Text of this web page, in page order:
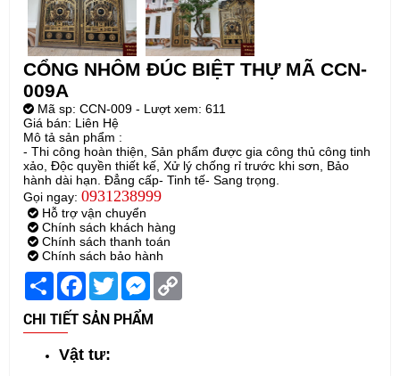
CỔNG NHÔM ĐÚC BIỆT THỰ MÃ CCN-
009A
Mã sp: CCN-009 - Lượt xem: 611
Giá bán: Liên Hệ
Mô tả sản phẩm :
- Thi công hoàn thiện, Sản phẩm được gia công thủ công tinh
xảo, Độc quyền thiết kế, Xử lý chống rỉ trước khi sơn, Bảo
hành dài hạn. Đẳng cấp- Tinh tế- Sang trọng.
Gọi ngay: 0931238999
Hỗ trợ vận chuyển
Chính sách khách hàng
Chính sách thanh toán
Chính sách bảo hành
Share Facebook
TwitterMessenger
CHI TIẾT SẢN PHẨM
Vật tư: